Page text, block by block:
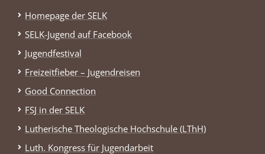
Homepage der SELK
SELK-Jugend auf Facebook
Jugendfestival
Freizeitfieber – Jugendreisen
Good Connection
FSJ in der SELK
Lutherische Theologische Hochschule (LThH)
Luth. Kongress für Jugendarbeit